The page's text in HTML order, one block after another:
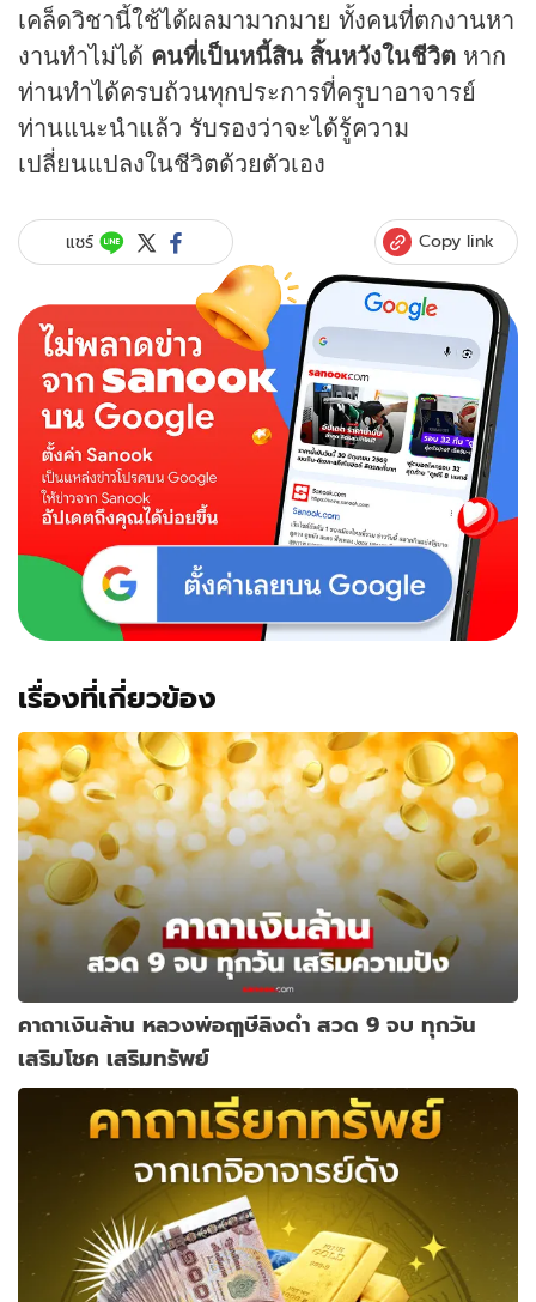
เคล็ดวิชานี้ใช้ได้ผลมามากมาย ทั้งคนที่ตกงานหา
งานทำไม่ได้ คนที่เป็นหนี้สิน สิ้นหวังในชีวิต หาก
ท่านทำได้ครบถ้วนทุกประการที่ครูบาอาจารย์
ท่านแนะนำแล้ว รับรองว่าจะได้รู้ความ
เปลี่ยนแปลงในชีวิตด้วยตัวเอง
แชร์ Copy link
เรื่องที่เกี่ยวข้อง
คาถาเงินล้าน หลวงพ่อฤๅษีลิงดำ สวด 9 จบ ทุกวัน
เสริมโชค เสริมทรัพย์